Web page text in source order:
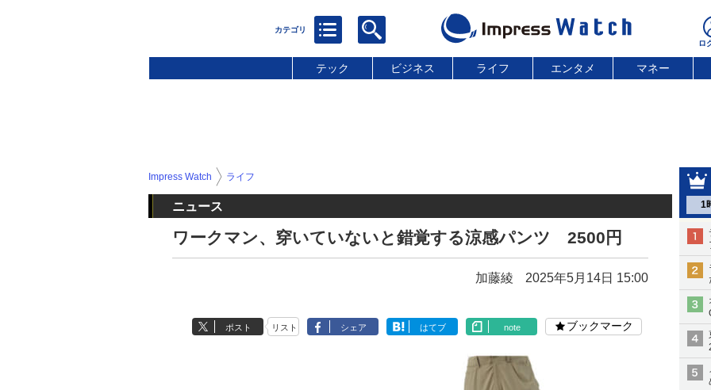
テック ビジネス ライフ エンタメ マネー
1
Impress Watch ライフ
ニュース
ワークマン、穿いていないと錯覚する涼感パンツ 2500円
加藤綾 2025年5月14日 15:00
ポスト リスト シェア はてブ note ブックマーク